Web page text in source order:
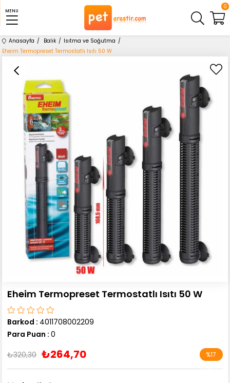
MENU
0
Anasayfa Balık
Isıtma ve Soğutma
Eheim Termopreset Termostatlı Isıtı 50 W
Eheim Termopreset Termostatlı Isıtı 50 W
Barkod : 4011708002209
Para Puan : 0
₺320,30 ₺264,70 %17
İndirim